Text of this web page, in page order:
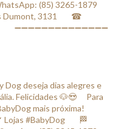
Dog deseja dias alegres e
Felicidades 🐶😍 ⠀ Para
mais próxima! ⠀
Lojas #BabyDog⠀⠀ 🏁